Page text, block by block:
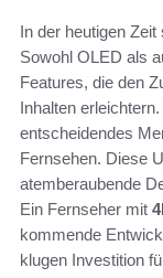
In der heutigen Zeit
Sowohl OLED als
Features, die den
Inhalten
entscheidendes
Fernsehen. Diese
atemberaubende
Ein Fernseher mit
kommende
klugen Investition